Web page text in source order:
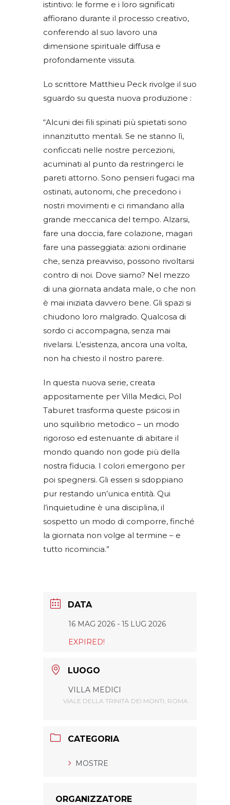
istintivo: le forme e i loro significati
affiorano durante il processo creativo,
conferendo al suo lavoro una
dimensione spirituale diffusa e
profondamente vissuta.
Lo scrittore Matthieu Peck rivolge il suo
sguardo su questa nuova produzione :
“Alcuni dei fili spinati più spietati sono
innanzitutto mentali. Se ne stanno lì,
conficcati nelle nostre percezioni,
acuminati al punto da restringerci le
pareti attorno. Sono pensieri fugaci ma
ostinati, autonomi, che precedono i
nostri movimenti e ci rimandano alla
grande meccanica del tempo. Alzarsi,
fare una doccia, fare colazione, magari
fare una passeggiata: azioni ordinarie
che, senza preavviso, possono rivoltarsi
contro di noi. Dove siamo? Nel mezzo
di una giornata andata male, o che non
è mai iniziata davvero bene. Gli spazi si
chiudono loro malgrado. Qualcosa di
sordo ci accompagna, senza mai
rivelarsi. L’esistenza, ancora una volta,
non ha chiesto il nostro parere.
In questa nuova serie, creata
appositamente per Villa Medici, Pol
Taburet trasforma queste psicosi in
uno squilibrio metodico – un modo
rigoroso ed estenuante di abitare il
mondo quando non gode più della
nostra fiducia. I colori emergono per
poi spegnersi. Gli esseri si sdoppiano
pur restando un’unica entità. Qui
l’inquietudine è una disciplina, il
sospetto un modo di comporre, finché
la giornata non volge al termine – e
tutto ricomincia.”
DATA
16 MAG 2026 - 15 LUG 2026
EXPIRED!
LUOGO
VILLA MEDICI
VIALE DELLA TRINITÀ DEI MONTI, ROMA
CATEGORIA
MOSTRE
ORGANIZZATORE